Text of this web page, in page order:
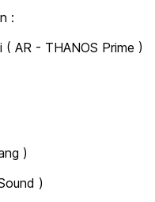
:
AR - THANOS Prime )
)
)